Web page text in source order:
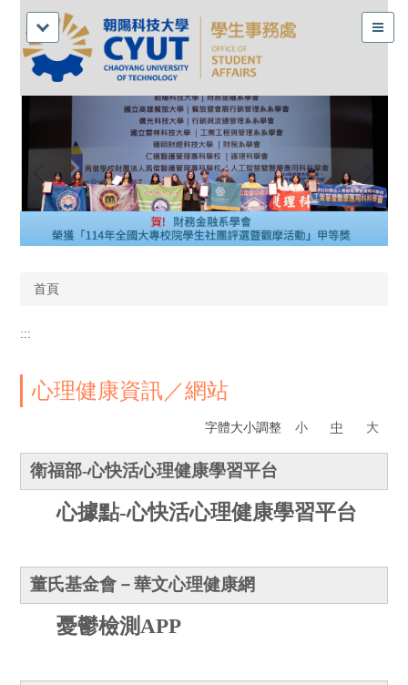
首頁
:::
心理健康資訊／網站
字體大小調整 小 中 大
衛福部-心快活心理健康學習平台
心據點-心快活心理健康學習平台
董氏基金會－華文心理健康網
憂鬱檢測 APP